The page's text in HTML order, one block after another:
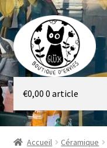
Aller
à
la
navigation
Aller
au
contenu
Galerie
Boutique
€0,00 0 article
Accueil Céramique